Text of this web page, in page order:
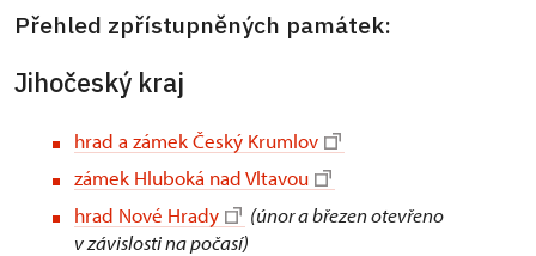
Přehled zpřístupněných památek:
Jihočeský kraj
hrad a zámek Český Krumlov
zámek Hluboká nad Vltavou
hrad Nové Hrady
(únor a březen otevřeno
v závislosti na počasí)